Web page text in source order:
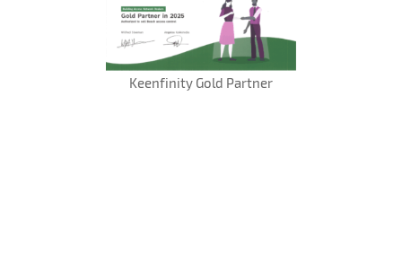
Keenfinity Gold Partner